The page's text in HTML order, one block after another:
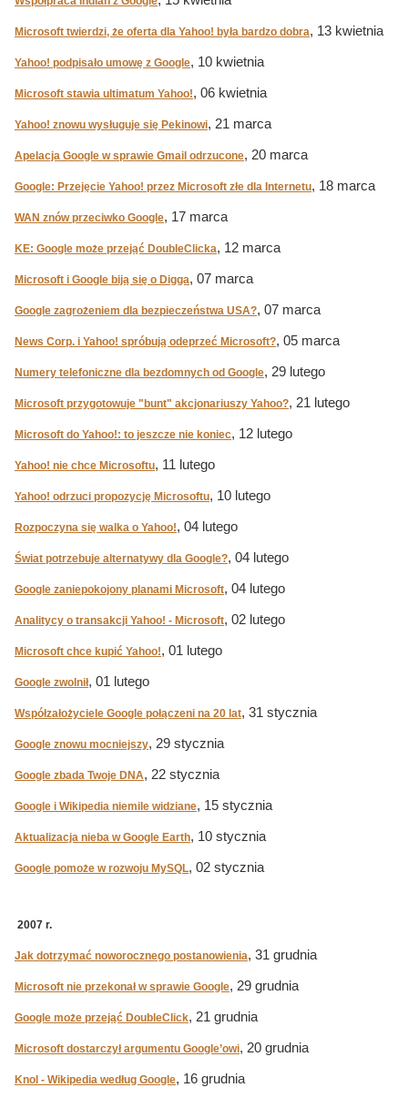
Microsoft twierdzi, że oferta dla Yahoo! była bardzo dobra, 13 kwietnia
Yahoo! podpisało umowę z Google, 10 kwietnia
Microsoft stawia ultimatum Yahoo!, 06 kwietnia
Yahoo! znowu wysługuje się Pekinowi, 21 marca
Apelacja Google w sprawie Gmail odrzucone, 20 marca
Google: Przejęcie Yahoo! przez Microsoft złe dla Internetu, 18 marca
WAN znów przeciwko Google, 17 marca
KE: Google może przejąć DoubleClicka, 12 marca
Microsoft i Google biją się o Digga, 07 marca
Google zagrożeniem dla bezpieczeństwa USA?, 07 marca
News Corp. i Yahoo! spróbują odeprzeć Microsoft?, 05 marca
Numery telefoniczne dla bezdomnych od Google, 29 lutego
Microsoft przygotowuje "bunt" akcjonariuszy Yahoo?, 21 lutego
Microsoft do Yahoo!: to jeszcze nie koniec, 12 lutego
Yahoo! nie chce Microsoftu, 11 lutego
Yahoo! odrzuci propozycję Microsoftu, 10 lutego
Rozpoczyna się walka o Yahoo!, 04 lutego
Świat potrzebuje alternatywy dla Google?, 04 lutego
Google zaniepokojony planami Microsoft, 04 lutego
Analitycy o transakcji Yahoo! - Microsoft, 02 lutego
Microsoft chce kupić Yahoo!, 01 lutego
Google zwolnił, 01 lutego
Współzałożyciele Google połączeni na 20 lat, 31 stycznia
Google znowu mocniejszy, 29 stycznia
Google zbada Twoje DNA, 22 stycznia
Google i Wikipedia niemile widziane, 15 stycznia
Aktualizacja nieba w Google Earth, 10 stycznia
Google pomoże w rozwoju MySQL, 02 stycznia
2007 r.
Jak dotrzymać noworocznego postanowienia, 31 grudnia
Microsoft nie przekonał w sprawie Google, 29 grudnia
Google może przejąć DoubleClick, 21 grudnia
Microsoft dostarczył argumentu Google’owi, 20 grudnia
Knol - Wikipedia według Google, 16 grudnia